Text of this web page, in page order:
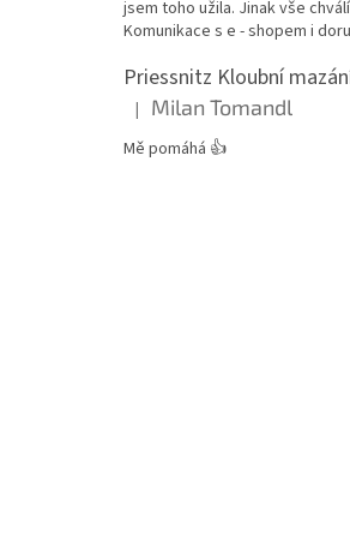
jsem toho užila. Jinak vše
Komunikace s e - shopem i
Hodnocení produktu je 5 z 5
| Milan Tomandl
Mě pomáhá 👍